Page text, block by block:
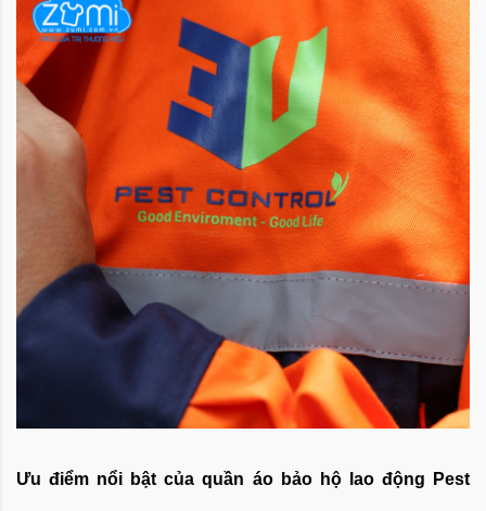
Ưu điểm nổi bật của quần áo bảo hộ lao động Pest